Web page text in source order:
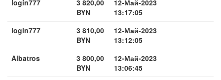
login777
3 820,00
BYN
12-Май-2023
13:17:05
login777
3 810,00
BYN
12-Май-2023
13:12:05
Albatros
3 800,00
BYN
12-Май-2023
13:06:45